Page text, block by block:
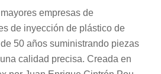
empresas de
de inyección de plástico de
50 años suministrando piezas
calidad precisa. Creada en